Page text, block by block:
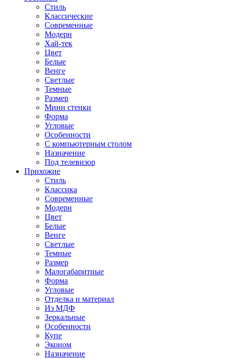
Стиль
Классические
Современные
Модерн
Хай-тек
Цвет
Белые
Венге
Светлые
Темные
Размер
Мини стенки
Форма
Угловые
Особенности
С компьютерным столом
Назначение
Под телевизор
Прихожие
Стиль
Классика
Современные
Модерн
Цвет
Белые
Венге
Светлые
Темные
Размер
Малогабаритные
Форма
Угловые
Отделка и материал
Из МДФ
Зеркальные
Особенности
Купе
Эконом
Назначение